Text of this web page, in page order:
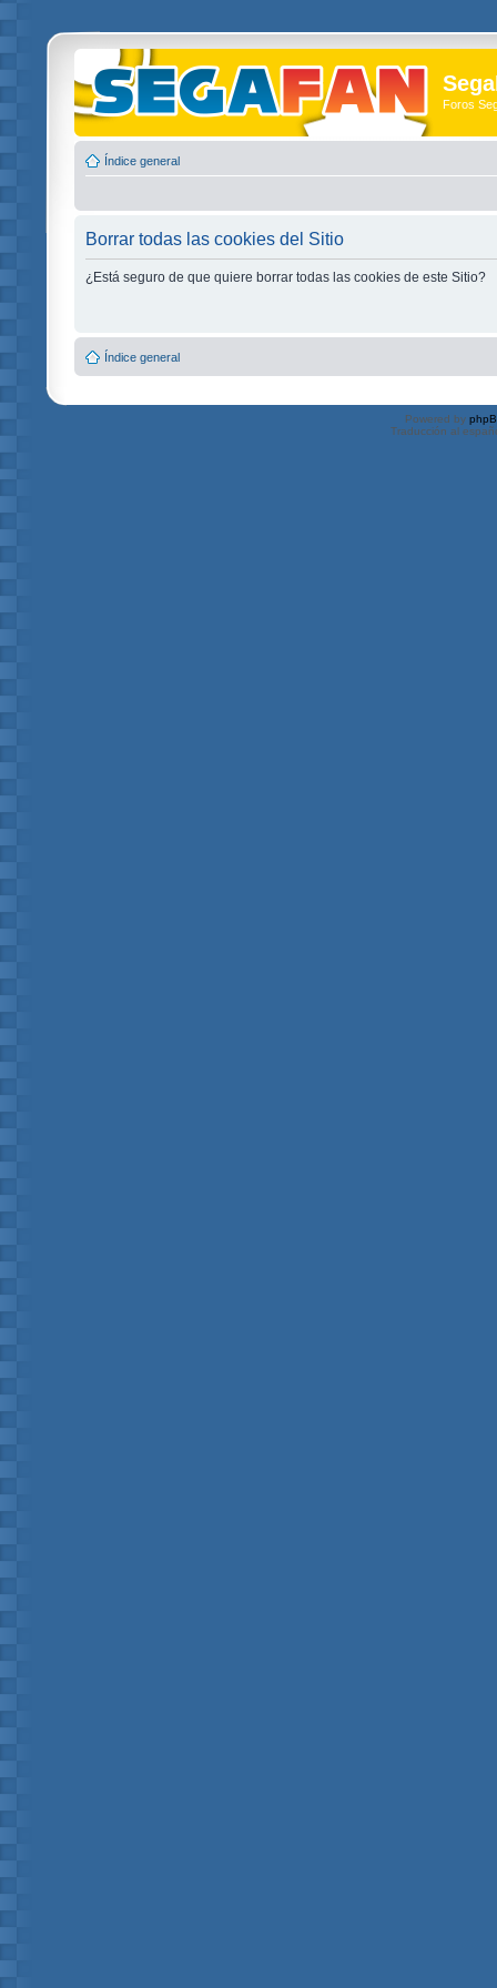
Foros
Índice general
Borrar todas las cookies del Sitio
¿Está seguro de que quiere borrar todas las cookies de este Sitio?
Índice general
Powered by
Traducción al